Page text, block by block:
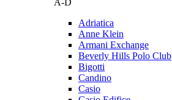
A-D
Adriatica
Anne Klein
Armani Exchange
Beverly Hills Polo Club
Bigotti
Candino
Casio